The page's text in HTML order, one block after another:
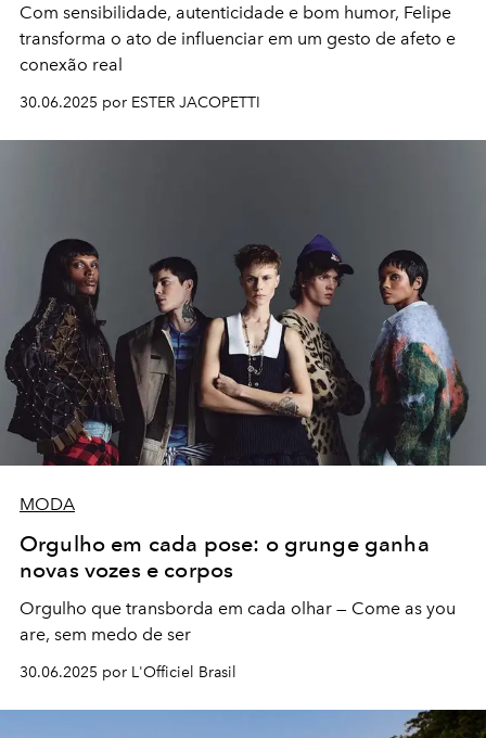
Com sensibilidade, autenticidade e bom humor, Felipe
transforma o ato de influenciar em um gesto de afeto e
conexão real
30.06.2025 por ESTER JACOPETTI
MODA
Orgulho em cada pose: o grunge ganha
novas vozes e corpos
Orgulho que transborda em cada olhar — Come as you
are, sem medo de ser
30.06.2025 por L'Officiel Brasil